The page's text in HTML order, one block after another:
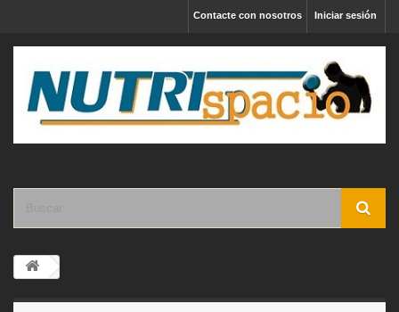
Iniciar sesión
Contacte con nosotros